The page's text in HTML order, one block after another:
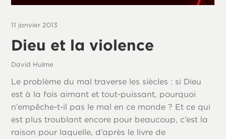
11 janvier 2013
Dieu et la violence
David Hulme
Le problème du mal traverse les siècles : si Dieu
est à la fois aimant et tout-puissant, pourquoi
n’empêche-t-il pas le mal en ce monde ? Et ce qui
est plus troublant encore pour beaucoup, c’est la
raison pour laquelle, d’après le livre de